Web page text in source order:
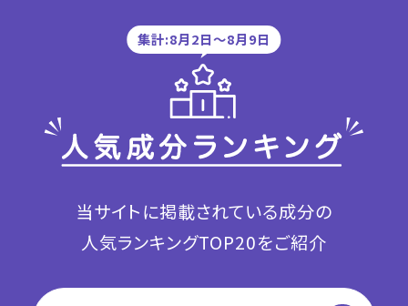
集計:8月2日〜8月9日
当サイトに掲載されている成分の
人気ランキングTOP20をご紹介